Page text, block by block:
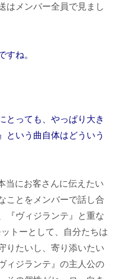
はメンバー全員で見まし
ね。
っても、やっぱり大き
という曲自体はどういう
当にお客さんに伝えたい
ことをメンバーで話し合
『ヴィジランテ』と重な
トーとして、自分たちは
りたいし、寄り添いたい
ィジランテ』の主人公の